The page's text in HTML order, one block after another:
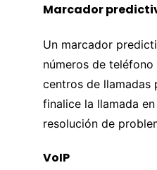
Marcador
Un marcador
números de
centros de llamadas
finalice la llamada
resolución de
VoIP